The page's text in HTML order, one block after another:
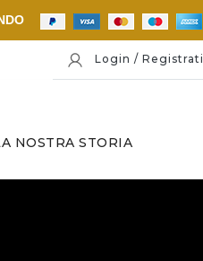
Login / Registrati
NOSTRA STORIA